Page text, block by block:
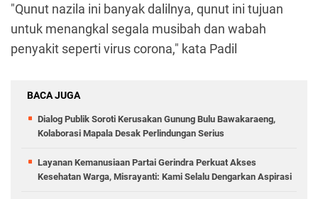
"Qunut nazila ini banyak dalilnya, qunut ini tujuan
untuk menangkal segala musibah dan wabah
penyakit seperti virus corona," kata Padil
BACA JUGA
Dialog Publik Soroti Kerusakan Gunung Bulu Bawakaraeng,
Kolaborasi Mapala Desak Perlindungan Serius
Layanan Kemanusiaan Partai Gerindra Perkuat Akses
Kesehatan Warga, Misrayanti: Kami Selalu Dengarkan Aspirasi